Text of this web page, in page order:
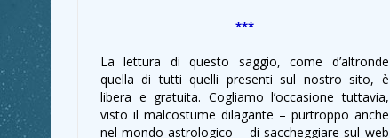
***
La lettura di questo saggio, come d’altronde
quella di tutti quelli presenti sul nostro sito, è
libera e gratuita. Cogliamo l’occasione tuttavia,
visto il malcostume dilagante – purtroppo anche
nel mondo astrologico – di saccheggiare sul web